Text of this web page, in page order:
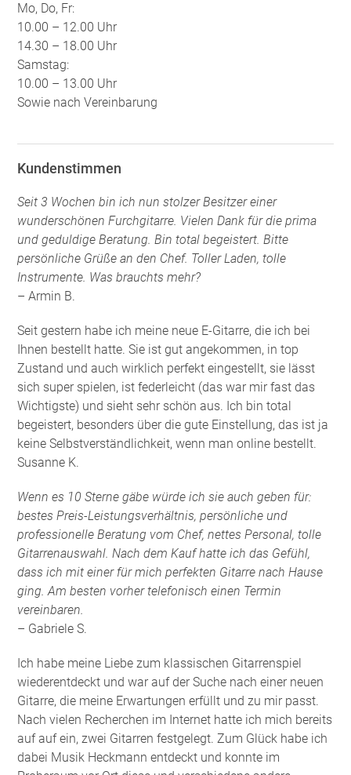
Mo, Do, Fr:
10.00 – 12.00 Uhr
14.30 – 18.00 Uhr
Samstag:
10.00 – 13.00 Uhr
Sowie nach Vereinbarung
Kundenstimmen
Seit 3 Wochen bin ich nun stolzer Besitzer einer
wunderschönen Furchgitarre. Vielen Dank für die prima
und geduldige Beratung. Bin total begeistert. Bitte
persönliche Grüße an den Chef. Toller Laden, tolle
Instrumente. Was brauchts mehr?
– Armin B.
Seit gestern habe ich meine neue E-Gitarre, die ich bei
Ihnen bestellt hatte. Sie ist gut angekommen, in top
Zustand und auch wirklich perfekt eingestellt, sie lässt
sich super spielen, ist federleicht (das war mir fast das
Wichtigste) und sieht sehr schön aus. Ich bin total
begeistert, besonders über die gute Einstellung, das ist ja
keine Selbstverständlichkeit, wenn man online bestellt.
Susanne K.
Wenn es 10 Sterne gäbe würde ich sie auch geben für:
bestes Preis-Leistungsverhältnis, persönliche und
professionelle Beratung vom Chef, nettes Personal, tolle
Gitarrenauswahl. Nach dem Kauf hatte ich das Gefühl,
dass ich mit einer für mich perfekten Gitarre nach Hause
ging. Am besten vorher telefonisch einen Termin
vereinbaren.
– Gabriele S.
Ich habe meine Liebe zum klassischen Gitarrenspiel
wiederentdeckt und war auf der Suche nach einer neuen
Gitarre, die meine Erwartungen erfüllt und zu mir passt.
Nach vielen Recherchen im Internet hatte ich mich bereits
auf auf ein, zwei Gitarren festgelegt. Zum Glück habe ich
dabei Musik Heckmann entdeckt und konnte im